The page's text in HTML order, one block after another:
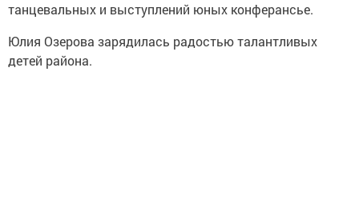
танцевальных и выступлений юных конферансье.
Юлия Озерова зарядилась радостью талантливых
детей района.